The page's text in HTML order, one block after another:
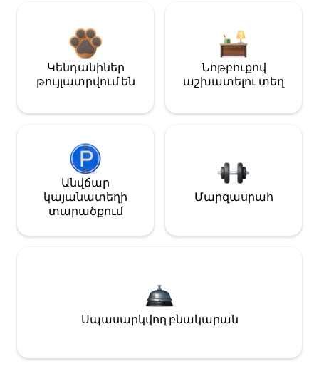
Կենդանիներ
թույլատրվում են
Նոթբուքով
աշխատելու տեղ
Անվճար
կայանատեղի
տարածքում
Մարզասրահ
Սպասարկվող բնակարան